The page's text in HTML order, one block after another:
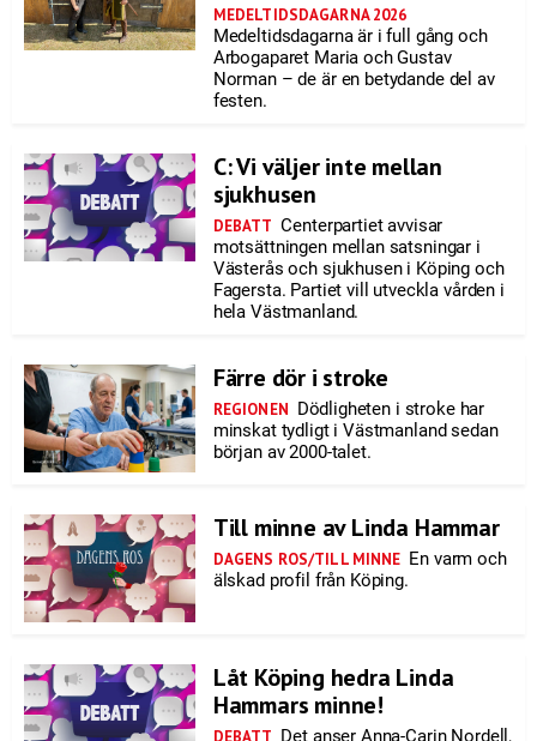
MEDELTIDSDAGARNA 2026
Medeltidsdagarna är i full gång och
Arbogaparet Maria och Gustav
Norman – de är en betydande del av
festen.
C: Vi väljer inte mellan
sjukhusen
DEBATT Centerpartiet avvisar
motsättningen mellan satsningar i
Västerås och sjukhusen i Köping och
Fagersta. Partiet vill utveckla vården i
hela Västmanland.
Färre dör i stroke
REGIONEN Dödligheten i stroke har
minskat tydligt i Västmanland sedan
början av 2000-talet.
Till minne av Linda Hammar
DAGENS ROS/TILL MINNE En varm och
älskad profil från Köping.
Låt Köping hedra Linda
Hammars minne!
DEBATT Det anser Anna-Carin Nordell,